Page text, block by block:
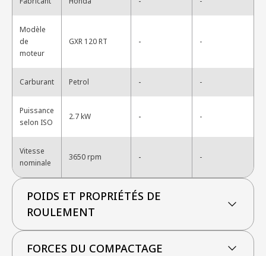
Modèle
de
moteur
GXR 120 RT - -
Carburant Petrol - -
Puissance
selon ISO
2.7 kW - -
Vitesse
nominale
3650 rpm - -
POIDS ET PROPRIÉTÉS DE
ROULEMENT
FORCES DU COMPACTAGE